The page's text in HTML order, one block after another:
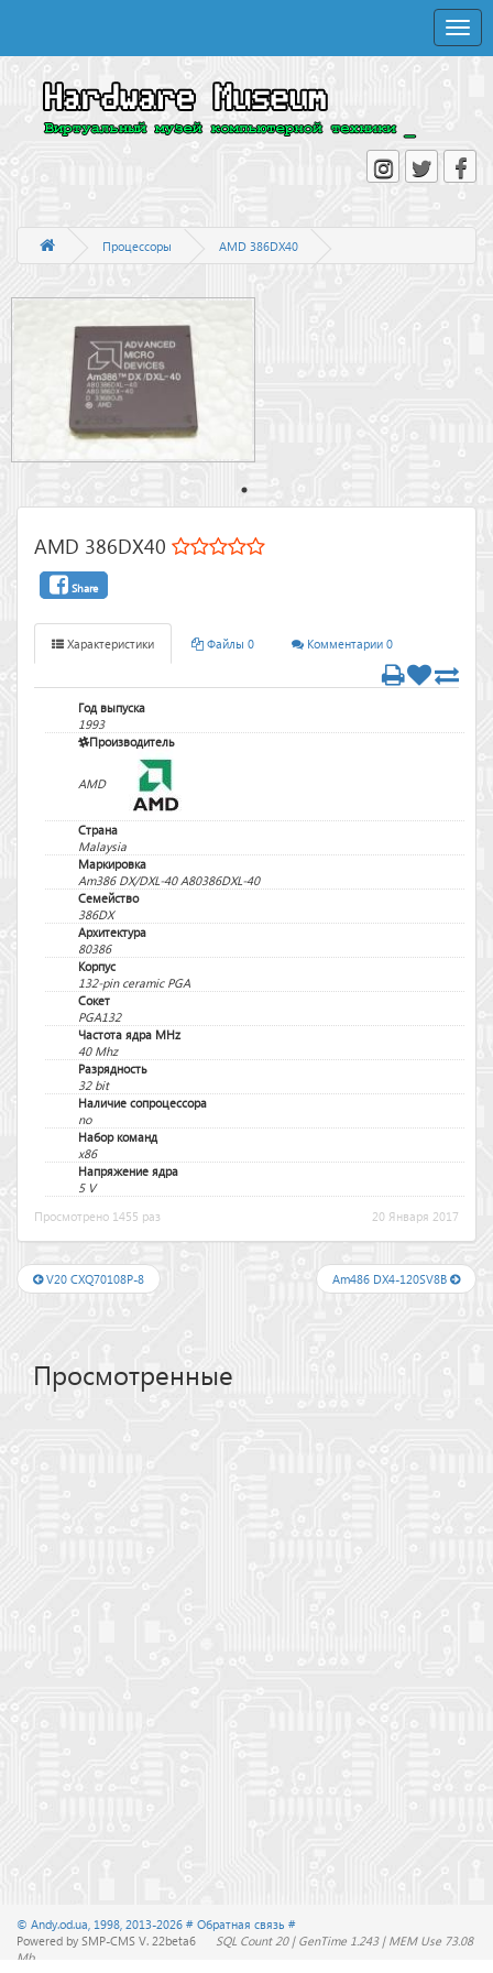
Toggle
Процессоры AMD 386DX40
AMD 386DX40
Share
Характеристики Файлы 0 Комментарии 0
Год выпуска
1993
Производитель
AMD
Страна
Malaysia
Маркировка
Am386 DX/DXL-40 A80386DXL-40
Семейство
386DX
Архитектура
80386
Корпус
132-pin ceramic PGA
Сокет
PGA132
Частота ядра MHz
40 Mhz
Разрядность
32 bit
Наличие сопроцессора
no
Набор команд
x86
Напряжение ядра
5 V
Просмотрено 1455 раз
20 Января 2017
V20 CXQ70108P-8 Am486 DX4-120SV8B
Просмотренные
© Andy.od.ua, 1998, 2013-2026 # Обратная связь #
Powered by SMP-CMS V. 22beta6
SQL Count 20 | GenTime 1.243 | MEM Use 73.08
Mb